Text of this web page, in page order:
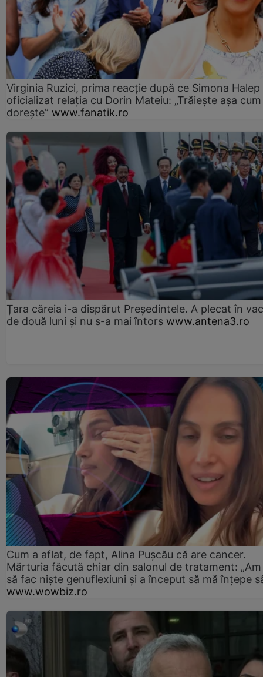
Virginia Ruzici, prima reacție după ce Simona Halep
oficializat relația cu Dorin Mateiu: „Trăiește așa cum
dorește” www.fanatik.ro
Țara căreia i-a dispărut Președintele. A plecat în
de două luni și nu s-a mai întors www.antena3.ro
Cum a aflat, de fapt, Alina Pușcău că are cancer.
Mărturia făcută chiar din salonul de tratament:
să fac niște genuflexiuni și a început să mă înțepe
www.wowbiz.ro